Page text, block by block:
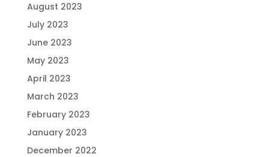
August 2023
July 2023
June 2023
May 2023
April 2023
March 2023
February 2023
January 2023
December 2022